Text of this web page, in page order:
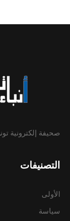
صحيفة إلكترونية
التصنيفات
الأولى
سياسة